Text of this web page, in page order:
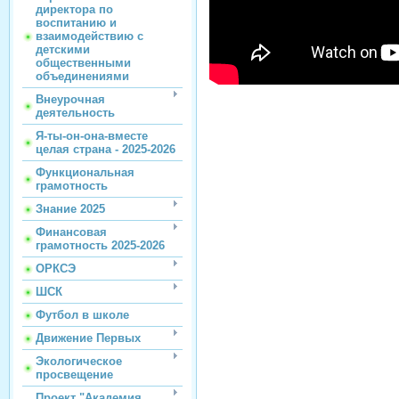
директора по
воспитанию и
взаимодействию с
детскими
общественными
объединениями
Внеурочная
деятельность
Я-ты-он-она-вместе
целая страна - 2025-2026
Функциональная
грамотность
Знание 2025
Финансовая
грамотность 2025-2026
ОРКСЭ
ШСК
Футбол в школе
Движение Первых
Экологическое
просвещение